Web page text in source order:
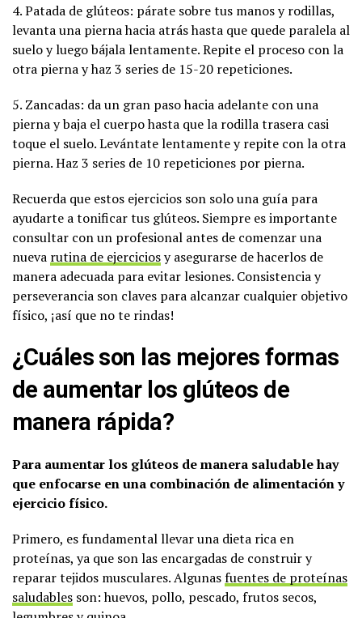
4. Patada de glúteos: párate sobre tus manos y rodillas,
levanta una pierna hacia atrás hasta que quede paralela al
suelo y luego bájala lentamente. Repite el proceso con la
otra pierna y haz 3 series de 15-20 repeticiones.
5. Zancadas: da un gran paso hacia adelante con una
pierna y baja el cuerpo hasta que la rodilla trasera casi
toque el suelo. Levántate lentamente y repite con la otra
pierna. Haz 3 series de 10 repeticiones por pierna.
Recuerda que estos ejercicios son solo una guía para
ayudarte a tonificar tus glúteos. Siempre es importante
consultar con un profesional antes de comenzar una
nueva rutina de ejerciciosy asegurarse de hacerlos de
manera adecuada para evitar lesiones. Consistencia y
perseverancia son claves para alcanzar cualquier objetivo
físico, ¡así que no te rindas!
¿Cuáles son las mejores formas
de aumentar los glúteos de
manera rápida?
Para aumentar los glúteos de manera saludable hay
que enfocarse en una combinación de alimentación y
ejercicio físico.
Primero, es fundamental llevar una dieta rica en
proteínas, ya que son las encargadas de construir y
reparar tejidos musculares. Algunasfuentes de proteínas
saludables son: huevos, pollo, pescado, frutos secos,